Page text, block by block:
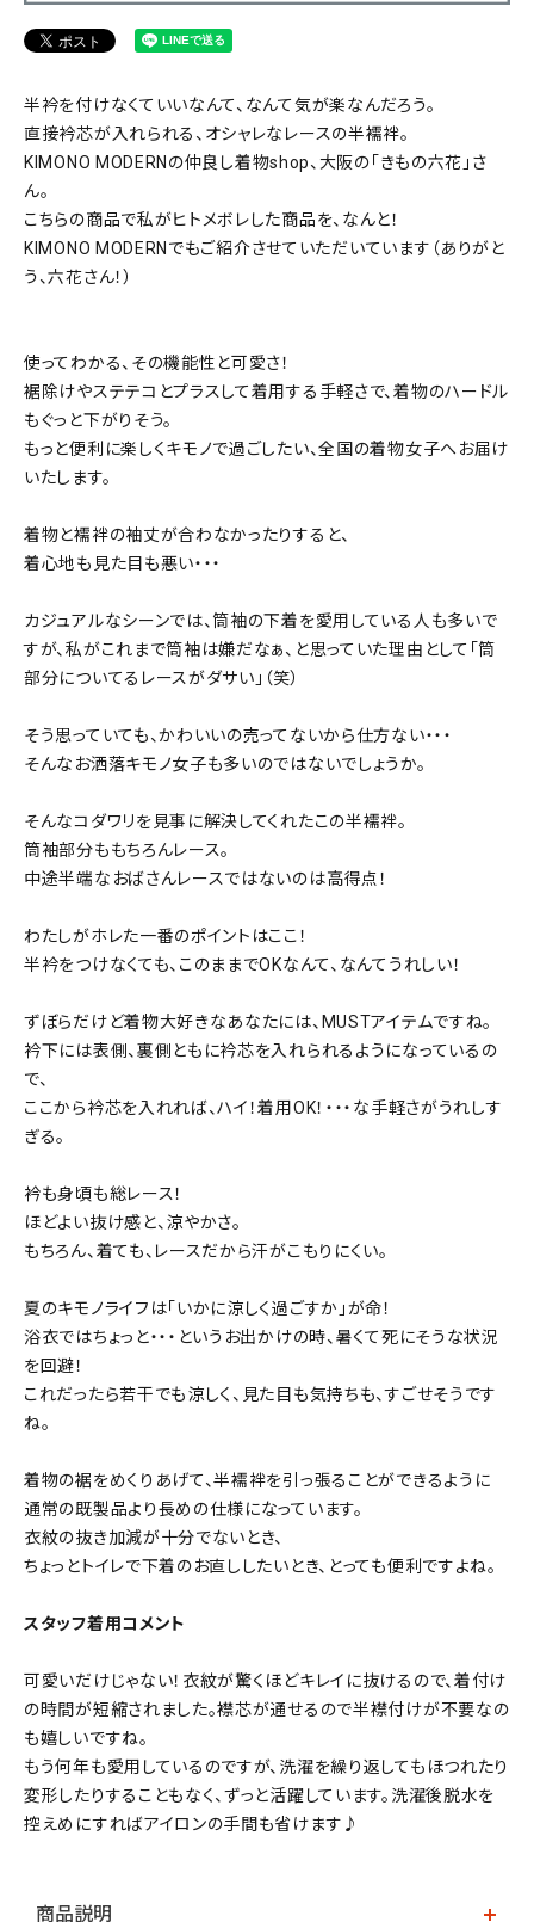
半衿を付けなくていいなんて、なんて気が楽なんだろう。
直接衿芯が入れられる、オシャレなレースの半襦袢。
KIMONO MODERNの仲良し着物shop、大阪の「きもの六花」さ
ん。
こちらの商品で私がヒトメボレした商品を、なんと！
KIMONO MODERNでもご紹介させていただいています（ありがと
う、六花さん！）
使ってわかる、その機能性と可愛さ！
裾除けやステテコとプラスして着用する手軽さで、着物のハードル
もぐっと下がりそう。
もっと便利に楽しくキモノで過ごしたい、全国の着物女子へお届け
いたします。
着物と襦袢の袖丈が合わなかったりすると、
着心地も見た目も悪い・・・
カジュアルなシーンでは、筒袖の下着を愛用している人も多いで
すが、私がこれまで筒袖は嫌だなぁ、と思っていた理由として「筒
部分についてるレースがダサい」（笑）
そう思っていても、かわいいの売ってないから仕方ない・・・
そんなお洒落キモノ女子も多いのではないでしょうか。
そんなコダワリを見事に解決してくれたこの半襦袢。
筒袖部分ももちろんレース。
中途半端なおばさんレースではないのは高得点！
わたしがホレた一番のポイントはここ！
半衿をつけなくても、このままでOKなんて、なんてうれしい！
ずぼらだけど着物大好きなあなたには、MUSTアイテムですね。
衿下には表側、裏側ともに衿芯を入れられるようになっているの
で、
ここから衿芯を入れれば、ハイ！着用OK！・・・な手軽さがうれしす
ぎる。
衿も身頃も総レース！
ほどよい抜け感と、涼やかさ。
もちろん、着ても、レースだから汗がこもりにくい。
夏のキモノライフは「いかに涼しく過ごすか」が命！
浴衣ではちょっと・・・というお出かけの時、暑くて死にそうな状況
を回避！
これだったら若干でも涼しく、見た目も気持ちも、すごせそうです
ね。
着物の裾をめくりあげて、半襦袢を引っ張ることができるように
通常の既製品より長めの仕様になっています。
衣紋の抜き加減が十分でないとき、
ちょっとトイレで下着のお直ししたいとき、とっても便利ですよね。
スタッフ着用コメント
可愛いだけじゃない！衣紋が驚くほどキレイに抜けるので、着付け
の時間が短縮されました。襟芯が通せるので半襟付けが不要なの
も嬉しいですね。
もう何年も愛用しているのですが、洗濯を繰り返してもほつれたり
変形したりすることもなく、ずっと活躍しています。洗濯後脱水を
控えめにすればアイロンの手間も省けます♪
商品説明